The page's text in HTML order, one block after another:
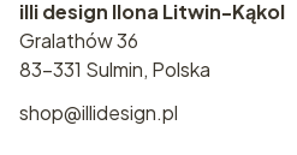
illi design Ilona Litwin-Kąkol
Gralathów 36
83-331 Sulmin, Polska
shop@illidesign.pl